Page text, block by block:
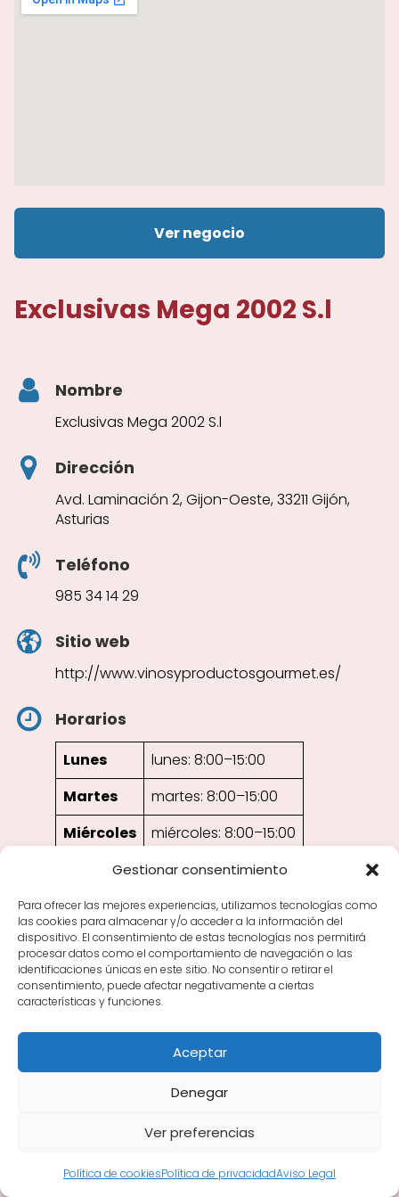
Gestionar consentimiento
Para ofrecer las mejores experiencias, utilizamos tecnologías como
las cookies para almacenar y/o acceder a la información del
dispositivo. El consentimiento de estas tecnologías nos permitirá
procesar datos como el comportamiento de navegación o las
identificaciones únicas en este sitio. No consentir o retirar el
consentimiento, puede afectar negativamente a ciertas
características y funciones.
Aceptar
Denegar
Ver preferencias
Política de cookiesPolítica de privacidadAviso Legal
Ver negocio
Exclusivas Mega 2002 S.l
Nombre
Exclusivas Mega 2002 S.l
Dirección
Avd. Laminación 2, Gijon-Oeste, 33211 Gijón,
Asturias
Teléfono
985 34 14 29
Sitio web
http://www.vinosyproductosgourmet.es/
Horarios
Lunes
lunes: 8:00–15:00
Martes
martes: 8:00–15:00
Miércoles
miércoles: 8:00–15:00
Jueves
jueves: 8:00–15:00
Viernes
viernes: 8:00–15:00
Sábado
sábado: Cerrado
Domingo
domingo: Cerrado
Valoración de los clientes